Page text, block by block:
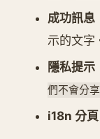
成功訊
示的文字
隱私提
們不會分
i18n 分頁